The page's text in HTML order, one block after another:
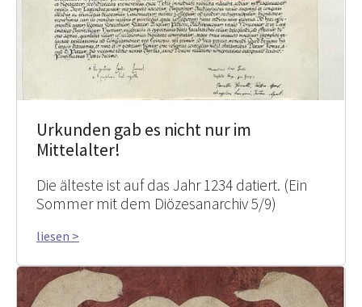
Urkunden gab es nicht nur im
Mittelalter!
Die älteste ist auf das Jahr 1234 datiert. (Ein
Sommer mit dem Diözesanarchiv 5/9)
liesen >